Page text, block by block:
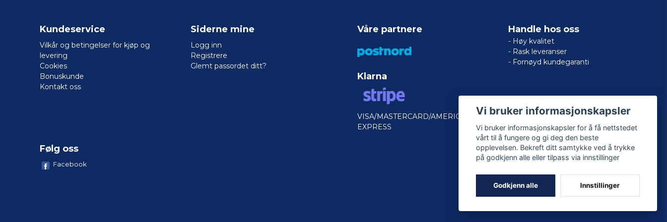
Kundeservice
Vilkår og betingelser for kjøp og
levering
Cookies
Bonuskunde
Kontakt oss
Siderne mine
Logg inn
Registrere
Glemt passordet ditt?
Våre partnere
Klarna
VISA/MASTERCARD/AMERICAN
EXPRESS
Handle hos oss
- Høy kvalitet
- Rask leveranser
- Fornøyd kundegaranti
Følg oss
Facebook
Vi bruker informasjonskapsler
Vi bruker informasjonskapsler for å få nettstedet
vårt til å fungere og gi deg den beste
opplevelsen. Bekreft ditt samtykke ved å trykke
på godkjenn alle eller tilpass via innstillinger
Godkjenn alle Innstillinger